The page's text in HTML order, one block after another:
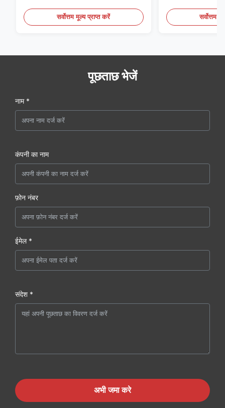
है
सर्वोत्तम मूल्य प्राप्त करें सर्वोत्तम
पूछताछ भेजें
नाम *
कंपनी का नाम
फ़ोन नंबर
ईमेल *
संदेश *
अभी जमा करे